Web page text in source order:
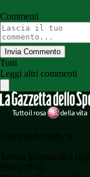
Commenti
Invia Commento
Tutti
Leggi altri commenti